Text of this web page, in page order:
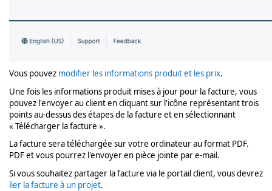
Vous pouvez modifier les informations produit et les prix.
Une fois les informations produit mises à jour pour la facture, vous
pouvez l'envoyer au client en cliquant sur l'icône représentant trois
points au-dessus des étapes de la facture et en sélectionnant
« Télécharger la facture ».
La facture sera téléchargée sur votre ordinateur au format PDF.
PDF et vous pourrez l'envoyer en pièce jointe par e-mail.
Si vous souhaitez partager la facture via le portail client, vous devrez
lier la facture à un projet.